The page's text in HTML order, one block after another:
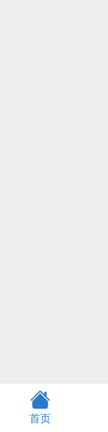
首页